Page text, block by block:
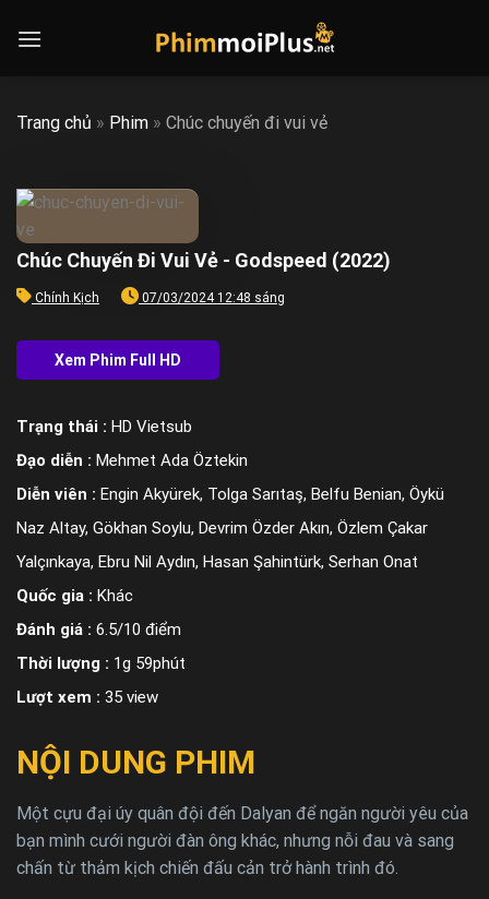
Trang chủ » Phim » Chúc chuyến đi vui vẻ
Chúc Chuyến Đi Vui Vẻ - Godspeed (2022)
Chính Kịch 07/03/2024 12:48 sáng
Trạng thái : HD Vietsub
Đạo diễn : Mehmet Ada Öztekin
Diễn viên : Engin Akyürek, Tolga Sarıtaş, Belfu Benian, Öykü
Naz Altay, Gökhan Soylu, Devrim Özder Akın, Özlem Çakar
Yalçınkaya, Ebru Nil Aydın, Hasan Şahintürk, Serhan Onat
Quốc gia : Khác
Đánh giá : 6.5/10 điểm
Thời lượng : 1g 59phút
Lượt xem : 35 view
NỘI DUNG PHIM
Một cựu đại úy quân đội đến Dalyan để ngăn người yêu của
bạn mình cưới người đàn ông khác, nhưng nỗi đau và sang
chấn từ thảm kịch chiến đấu cản trở hành trình đó.